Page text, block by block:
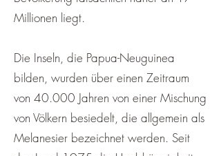
Millionen liegt.
Die Inseln, die Papua-Neuguinea
bilden, wurden über einen Zeitraum
von 40.000 Jahren von einer Mischung
von Völkern besiedelt, die allgemein als
Melanesier bezeichnet werden. Seit